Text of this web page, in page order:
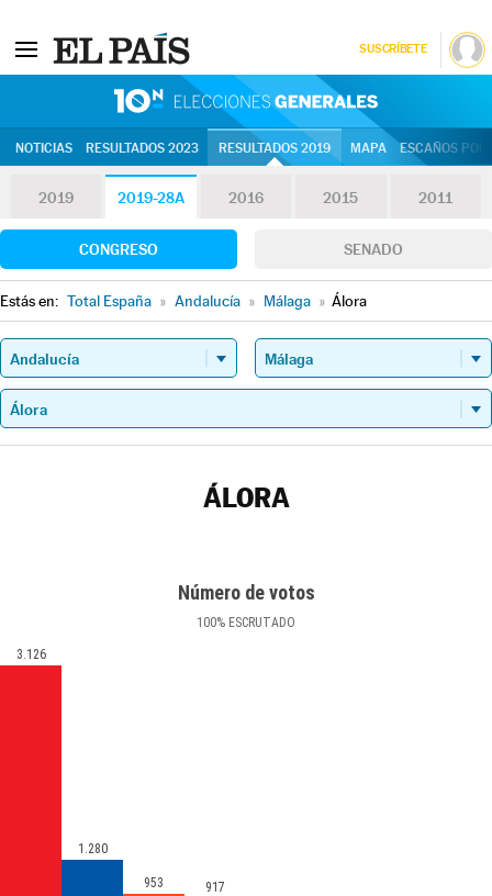
SUSCRÍBETE
NOTICIAS RESULTADOS 2023 RESULTADOS 2019 MAPA ESCAÑOS
2019 2019-28A 2016 2015 2011
CONGRESO SENADO
Estás en: Total España » Andalucía » Málaga » Álora
ÁLORA
Número de votos
100% ESCRUTADO
3.126
1.280
953
917